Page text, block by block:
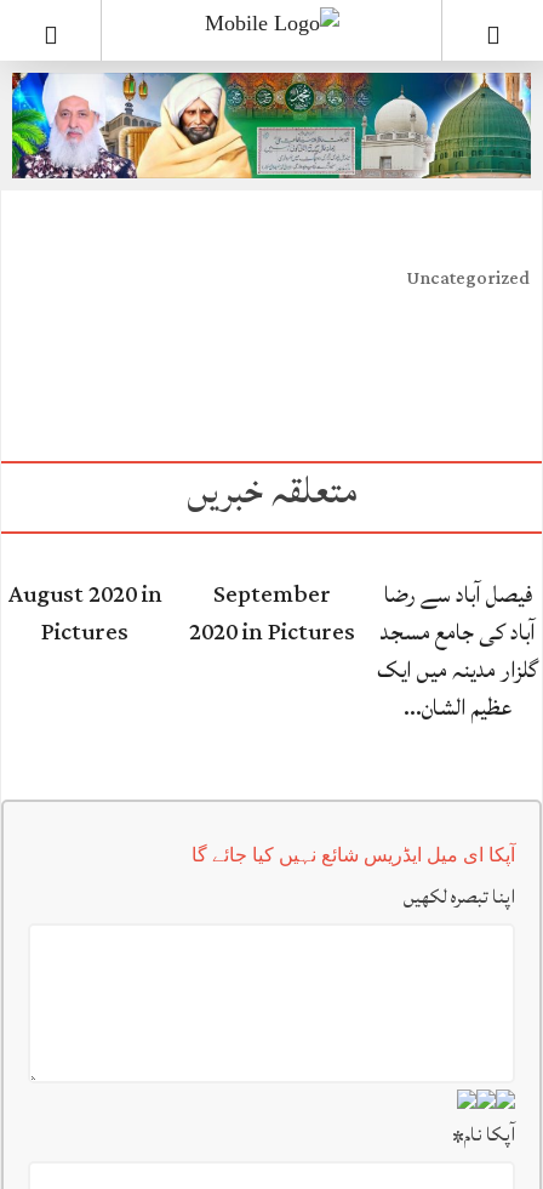
Uncategorized
متعلقہ خبریں
فیصل آباد سے رضا
آباد کی جامع مسجد
گلزار مدینہ میں ایک
عظیم الشان…
September
2020 in Pictures
August 2020 in
Pictures
آپکا ای میل ایڈریس شائع نہیں کیا جائے گا
اپنا تبصرہ لکھیں
آپکا نام*